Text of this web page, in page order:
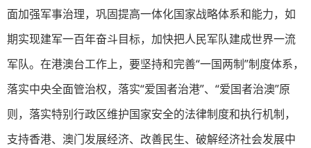
面加强军事治理，巩固提高一体化国家战略体系和能力，如
期实现建军一百年奋斗目标，加快把人民军队建成世界一流
军队。在港澳台工作上，要坚持和完善“一国两制”制度体系，
落实中央全面管治权，落实“爱国者治港”、“爱国者治澳”原
则，落实特别行政区维护国家安全的法律制度和执行机制，
支持香港、澳门发展经济、改善民生、破解经济社会发展中